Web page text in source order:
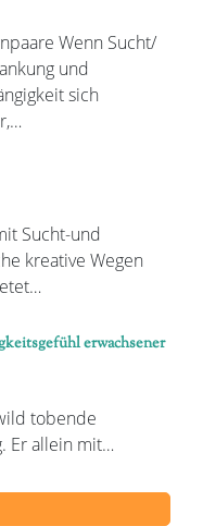
Wenn Sucht/
und
sich
Sucht-und
kreative Wegen
erwachsener
tobende
Er allein mit…